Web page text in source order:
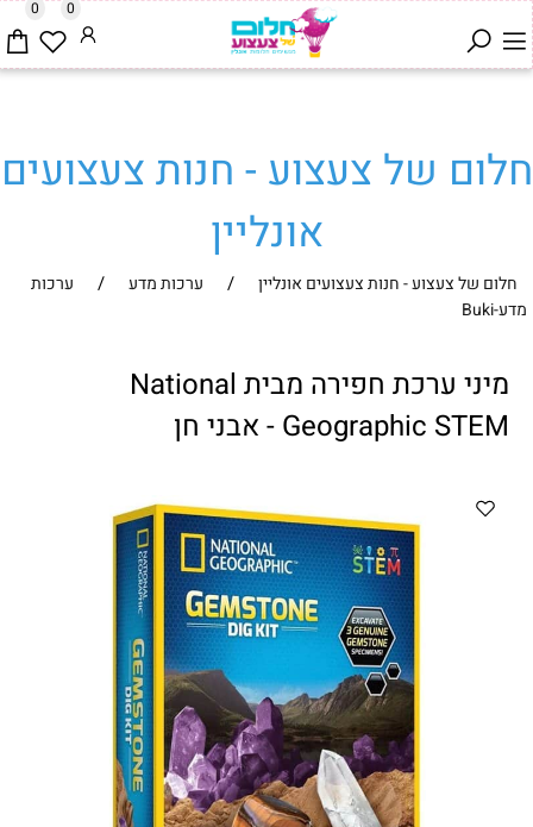
0 0
חלום של צעצוע - חנות צעצועים
אונליין
חלום של צעצוע - חנות צעצועים אונליין / ערכות מדע /
ערכות
מדע-Buki
מיני ערכת חפירה מבית National
Geographic STEM - אבני חן